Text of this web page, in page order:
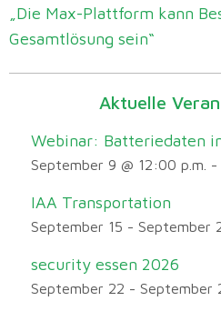
„Die Max-Plattform kann
Gesamtlösung sein“
Aktuelle
Webinar: Batteriedaten
September 9 @ 12:00 p.m. -
IAA Transportation
September 15 - September
security essen 2026
September 22 - September